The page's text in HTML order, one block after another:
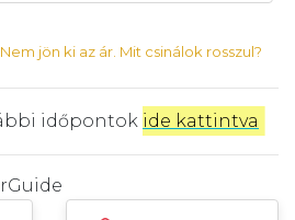
Nem jön ki az ár. Mit csinálok rosszul?
időpontok ide kattintva